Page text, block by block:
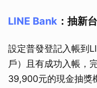
LINE Bank ：抽新
設定普發登記入帳到
戶）且有成功入帳，
39,900元的現金抽獎